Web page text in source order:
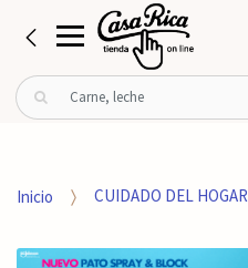
B
u
r
o
Inicio CUIDADO DEL HOGAR